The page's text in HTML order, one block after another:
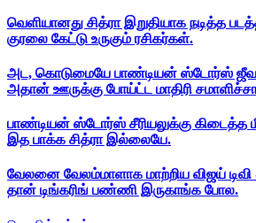
வெளியானது சித்ரா இறுதியாக நடித்த
குரலை கேட்டு உருகும் ரசிகர்கள்.
அட, கொடுமையே பாண்டியன் ஸ்டோர்ஸ்
அதான் ஊருக்கு போய்ட்ட மாதிரி
பாண்டியன் ஸ்டோர்ஸ் சீரியலுக்கு கிடைத்த
இத பாக்க சித்ரா இல்லையே.
வேலனை வேலம்மாளாக மாற்றிய விஜய்
தான் டிங்கரிங் பண்ணி இருகாங்க போல.